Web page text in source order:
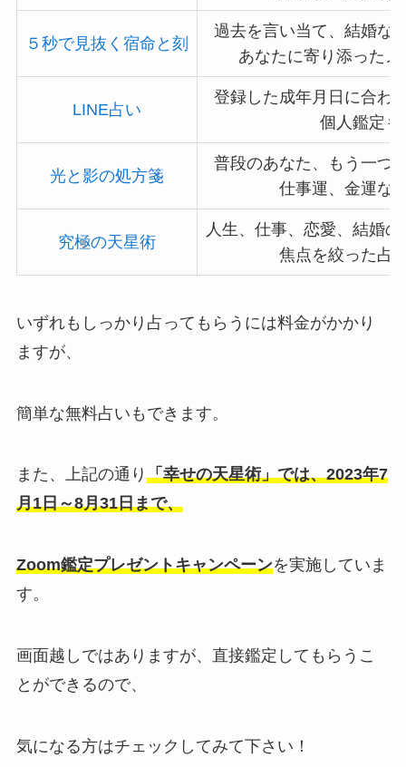
５秒で見抜く宿命と刻
過去を言い当て、結婚な
あなたに寄り添った
LINE占い
登録した成年月日に合わ
個人鑑定も
光と影の処方箋
普段のあなた、もう一つ
仕事運、金運な
究極の天星術
人生、仕事、恋愛、結婚
焦点を絞った占
いずれもしっかり占ってもらうには料金がかかり
ますが、
簡単な無料占いもできます。
また、上記の通り 「幸せの天星術」では、2023年7
月1日～8月31日まで、
Zoom鑑定プレゼントキャンペーンを実施していま
す。
画面越しではありますが、直接鑑定してもらうこ
とができるので、
気になる方はチェックしてみて下さい！